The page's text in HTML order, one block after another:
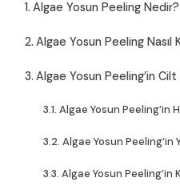
Algae Yosun Peeling
Algae Yosun Peeling Nasıl
Algae Yosun Peeling’in
Algae Yosun Peeling’in
Algae Yosun Peeling’in
Algae Yosun Peeling’in